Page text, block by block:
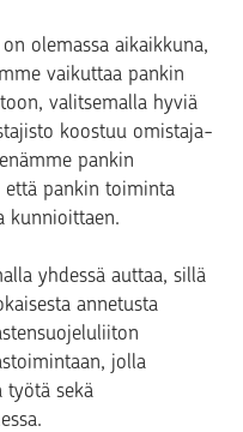
olemassa aikaikkuna,
vaikuttaa pankin
valitsemalla hyviä
koostuu omistaja-
pankin
että pankin toiminta
kunnioittaen.
yhdessä auttaa, sillä
annetusta
jolla
työtä sekä